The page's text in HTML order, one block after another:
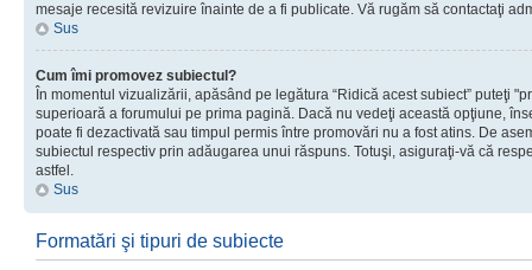
mesaje recesită revizuire înainte de a fi publicate. Vă rugăm să contactaţi
Sus
Cum îmi promovez subiectul?
În momentul vizualizării, apăsând pe legătura “Ridică acest subiect” puteţi
superioară a forumului pe prima pagină. Dacă nu vedeţi această opţiune,
poate fi dezactivată sau timpul permis între promovări nu a fost atins. De
subiectul respectiv prin adăugarea unui răspuns. Totuşi, asiguraţi-vă că
astfel.
Sus
Formatări şi tipuri de subiecte